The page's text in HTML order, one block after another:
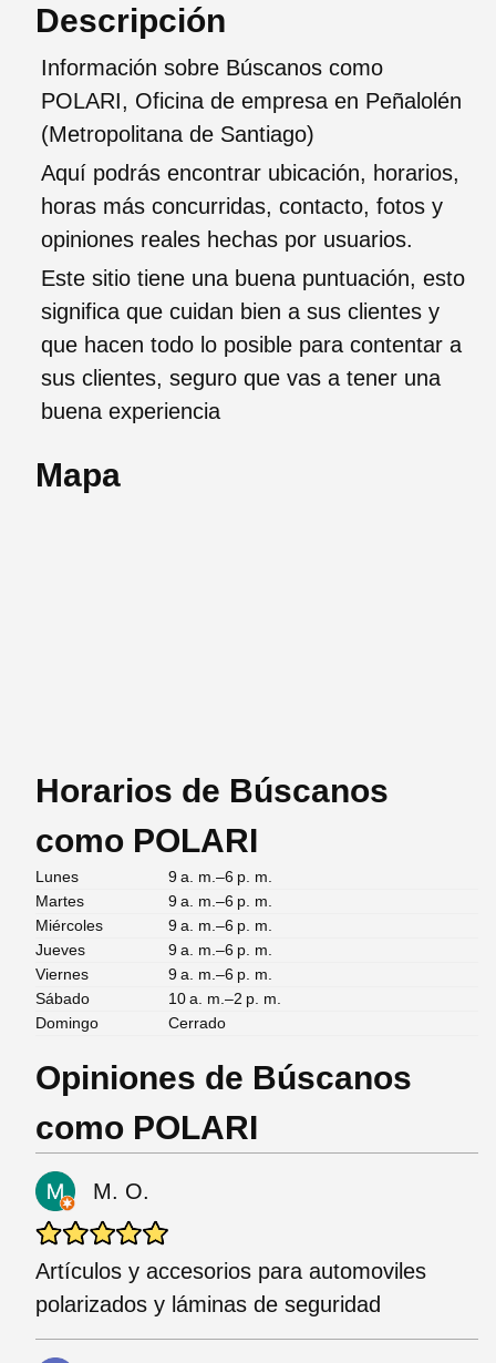
Descripción
Información sobre Búscanos como
POLARI, Oficina de empresa en Peñalolén
(Metropolitana de Santiago)
Aquí podrás encontrar ubicación, horarios,
horas más concurridas, contacto, fotos y
opiniones reales hechas por usuarios.
Este sitio tiene una buena puntuación, esto
significa que cuidan bien a sus clientes y
que hacen todo lo posible para contentar a
sus clientes, seguro que vas a tener una
buena experiencia
Mapa
Horarios de Búscanos
como POLARI
Lunes
9 a. m.–6 p. m.
Martes
9 a. m.–6 p. m.
Miércoles
9 a. m.–6 p. m.
Jueves
9 a. m.–6 p. m.
Viernes
9 a. m.–6 p. m.
Sábado
10 a. m.–2 p. m.
Domingo
Cerrado
Opiniones de Búscanos
como POLARI
M. O.
Artículos y accesorios para automoviles
polarizados y láminas de seguridad